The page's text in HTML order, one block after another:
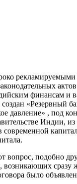
финансам и
«Резервный
, под
Индии,
вопрос,
было